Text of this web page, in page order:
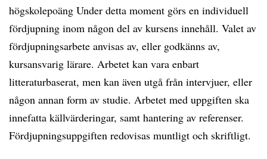
högskolepoäng Under detta moment görs en individuell
fördjupning inom någon del av kursens innehåll. Valet av
fördjupningsarbete anvisas av, eller godkänns av,
kursansvarig lärare. Arbetet kan vara enbart
litteraturbaserat, men kan även utgå från intervjuer, eller
någon annan form av studie. Arbetet med uppgiften ska
innefatta källvärderingar, samt hantering av referenser.
Fördjupningsuppgiften redovisas muntligt och skriftligt.